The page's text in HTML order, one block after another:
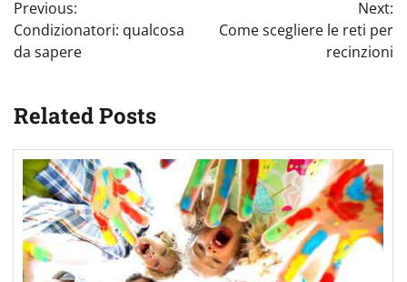
articoli
Previous:
Condizionatori: qualcosa
da sapere
Next:
Come scegliere le reti per
recinzioni
Related Posts